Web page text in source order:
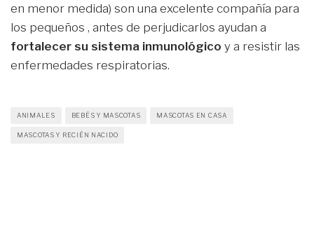
en menor medida) son una excelente compañía para
los pequeños , antes de perjudicarlos ayudan a
fortalecer su sistema inmunológico y a resistir las
enfermedades respiratorias.
ANIMALES BEBÉS Y MASCOTAS MASCOTAS EN CASA
MASCOTAS Y RECIÉN NACIDO